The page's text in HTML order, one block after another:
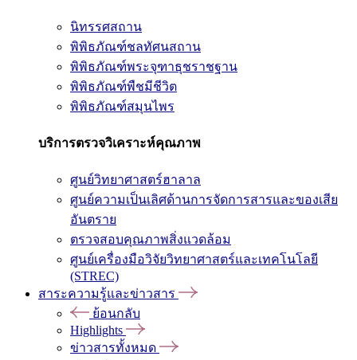
นิทรรศสถาน
พิพิธภัณฑ์ชลทัศนสถาน
พิพิธภัณฑ์พระจุฑาธุชราชฐาน
พิพิธภัณฑ์พืชมีชีวิต
พิพิธภัณฑ์สมุนไพร
บริการตรวจวิเคราะห์คุณภาพ
ศูนย์วิทยาศาสตร์ฮาลาล
ศูนย์ความเป็นเลิศด้านการจัดการสารและของเสีย
อันตราย
ตรวจสอบคุณภาพสิ่งแวดล้อม
ศูนย์เครื่องมือวิจัยวิทยาศาสตร์และเทคโนโลยี
(STREC)
สาระความรู้และข่าวสาร
ย้อนกลับ
Highlights
ข่าวสารทั้งหมด